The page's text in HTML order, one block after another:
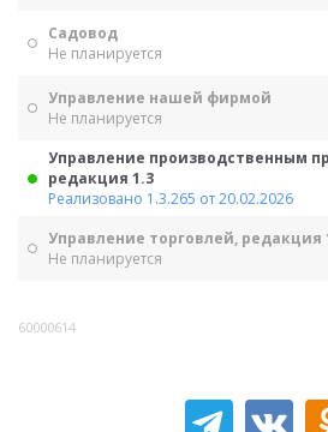
Садовод
Не планируется
Управление нашей фирмой
Не планируется
Управление производственным
редакция 1.3
Реализовано 1.3.265 от 20.02.2026
Управление торговлей, редакция
Не планируется
60000614